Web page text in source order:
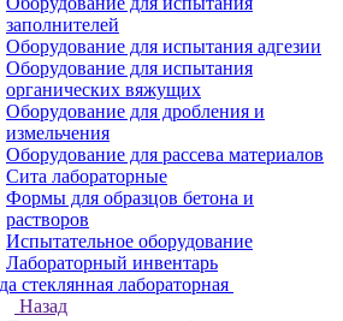
заполнителей
Оборудование для испытания адгезии
Оборудование для испытания
органических вяжущих
Оборудование для дробления и
измельчения
Оборудование для рассева материалов
Сита лабораторные
Формы для образцов бетона и
растворов
Испытательное оборудование
Лабораторный инвентарь
стеклянная лабораторная
Назад